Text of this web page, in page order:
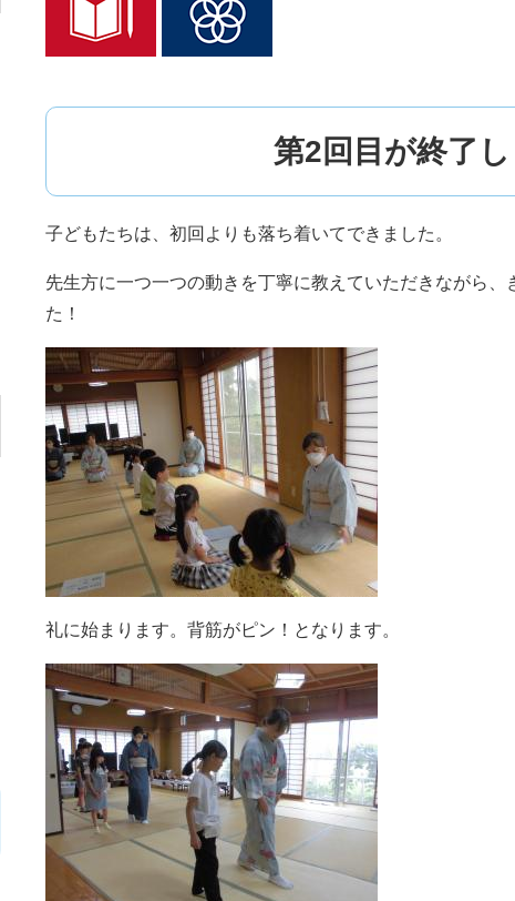
第2回目が終了し
子どもたちは、初回よりも落ち着いてできました。
先生方に一つ一つの動きを丁寧に教えていただきながら
た！
礼に始まります。背筋がピン！となります。